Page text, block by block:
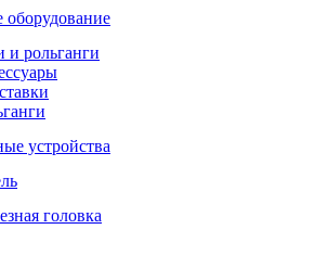
оборудование
и рольганги
устройства
головка